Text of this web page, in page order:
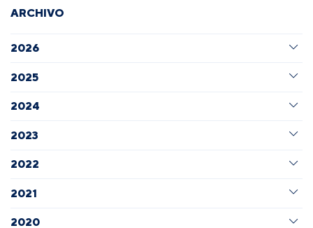
ARCHIVO
2026
2025
2024
2023
2022
2021
2020